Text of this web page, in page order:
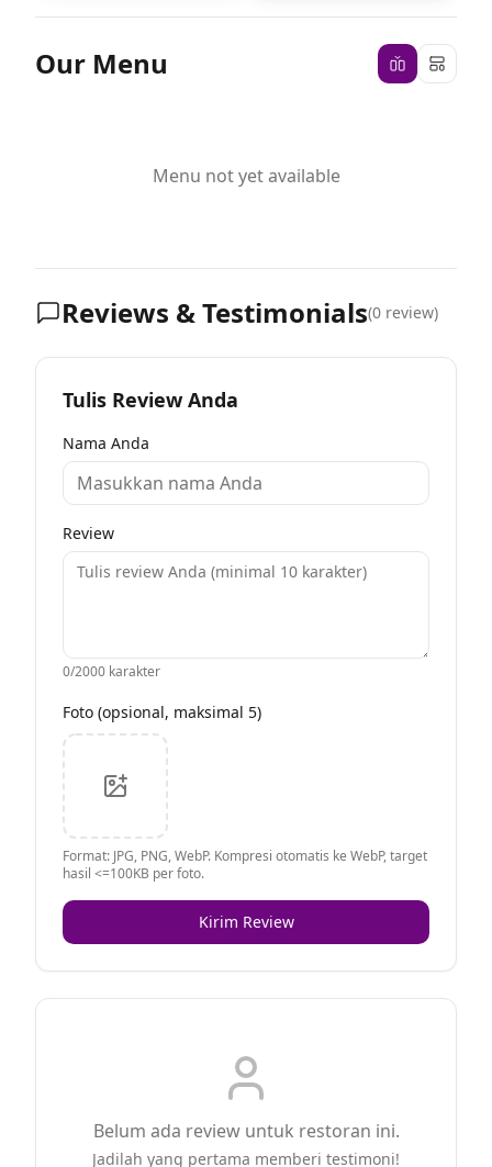
Our Menu
Menu not yet available
Reviews & Testimonials(0 review)
Tulis Review Anda
Nama Anda
Review
0/2000 karakter
Foto (opsional, maksimal 5)
Format: JPG, PNG, WebP. Kompresi otomatis ke WebP, target
hasil <=100KB per foto.
Kirim Review
Belum ada review untuk restoran ini.
Jadilah yang pertama memberi testimoni!